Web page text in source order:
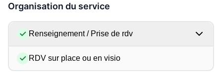
Organisation du service
Renseignement / Prise de rdv
RDV sur place ou en visio